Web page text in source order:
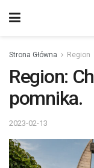
Strona Główna Region
Region:
pomnika.
2023-02-13